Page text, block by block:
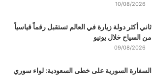
10/08/2026
ثاني أكثر دولة زيارة في العالم تستقبل رقماً قياسياً
من السياح خلال يونيو
09/08/2026
السفارة السورية على خطى السعودية: لواء سوري